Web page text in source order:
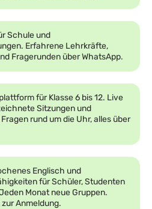
Schule und
Erfahrene Lehrkräfte,
Fragerunden über WhatsApp.
für Klasse 6 bis 12. Live
Sitzungen und
rund um die Uhr, alles über
Englisch und
für Schüler, Studenten
Monat neue Gruppen.
Anmeldung.